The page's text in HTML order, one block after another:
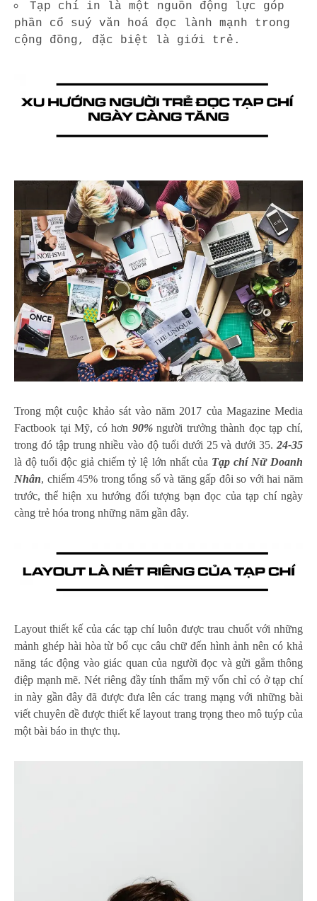
Tạp chí in là một nguồn động lực góp
phần cổ suý văn hoá đọc lành mạnh trong
cộng đồng, đặc biệt là giới trẻ.
Trong một cuộc khảo sát vào năm 2017 của Magazine Media
Factbook tại Mỹ, có hơn 90%người trưởng thành đọc tạp chí,
trong đó tập trung nhiều vào độ tuổi dưới 25 và dưới 35. 24-35
là độ tuổi độc giả chiếm tỷ lệ lớn nhất của Tạp chí Nữ Doanh
Nhân, chiếm 45% trong tổng số và tăng gấp đôi so với hai năm
trước, thể hiện xu hướng đối tượng bạn đọc của tạp chí ngày
càng trẻ hóa trong những năm gần đây.
Layout thiết kế của các tạp chí luôn được trau chuốt với những
mảnh ghép hài hòa từ bố cục câu chữ đến hình ảnh nên có khả
năng tác động vào giác quan của người đọc và gửi gắm thông
điệp mạnh mẽ. Nét riêng đầy tính thẩm mỹ vốn chỉ có ở tạp chí
in này gần đây đã được đưa lên các trang mạng với những bài
viết chuyên đề được thiết kế layout trang trọng theo mô tuýp của
một bài báo in thực thụ.